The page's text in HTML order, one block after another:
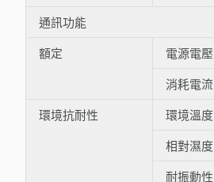
通訊功能
額定
電源電壓
消耗電流
環境抗耐性
環境溫度
相對濕度
耐振動性